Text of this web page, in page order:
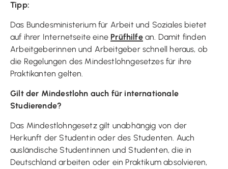
Tipp:
Das Bundesministerium für Arbeit und Soziales bietet
auf ihrer Internetseite eine Prüfhilfean. Damit finden
Arbeitgeberinnen und Arbeitgeber schnell heraus, ob
die Regelungen des Mindestlohngesetzes für ihre
Praktikanten gelten.
Gilt der Mindestlohn auch für internationale
Studierende?
Das Mindestlohngesetz gilt unabhängig von der
Herkunft der Studentin oder des Studenten. Auch
ausländische Studentinnen und Studenten, die in
Deutschland arbeiten oder ein Praktikum absolvieren,